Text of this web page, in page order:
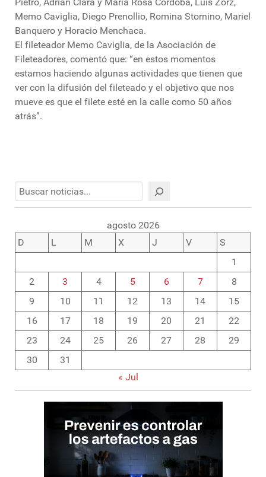
Memo Caviglia, Diego Prenollio, Romina Stornino, Mariel
Banquero y Horacio Menchaca.
El fileteador Memo Caviglia, de la Asociación de
Fileteadores, comentó que: “en estos momentos
estamos haciendo algunas actividades que tienen que
ver con la difusión del fileteado y el objetivo que nos
mueve es que el filete esté en la calle como 50 años
atrás”.
Buscar
agosto 2026
D
L M X J V
S
1
2
3 4 5 6 7
8
9
10 11 12 13 14
15
16
17 18 19 20 21
22
23
24 25 26 27 28
29
30
31
« Jul